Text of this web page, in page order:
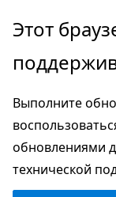
Пропустить
перейти
основному
содержимому
Этот
Выполните
обновлениями
технической